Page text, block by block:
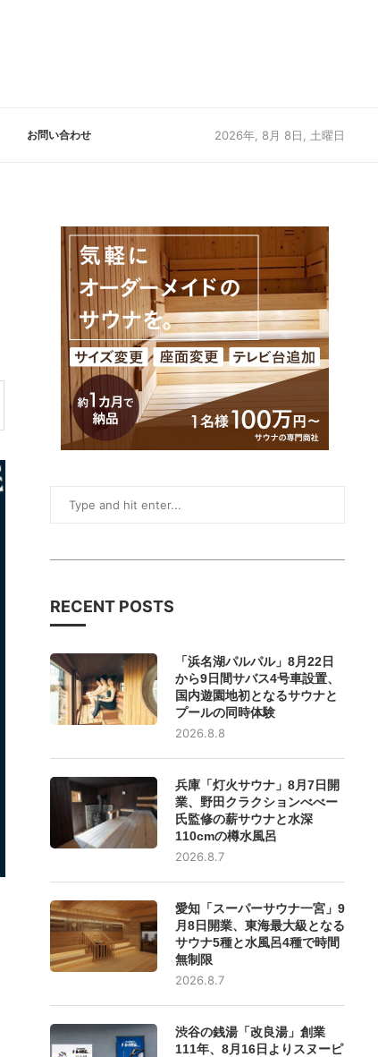
お問い合わせ 2026年, 8月 8日, 土曜日
RECENT POSTS
「浜名湖パルパル」8月22日
から9日間サバス4号車設置、
国内遊園地初となるサウナと
プールの同時体験
2026.8.8
兵庫「灯火サウナ」8月7日開
業、野田クラクションべべー
氏監修の薪サウナと水深
110cmの樽水風呂
2026.8.7
愛知「スーパーサウナ一宮」9
月8日開業、東海最大級となる
サウナ5種と水風呂4種で時間
無制限
2026.8.7
渋谷の銭湯「改良湯」創業
111年、8月16日よりスヌーピ